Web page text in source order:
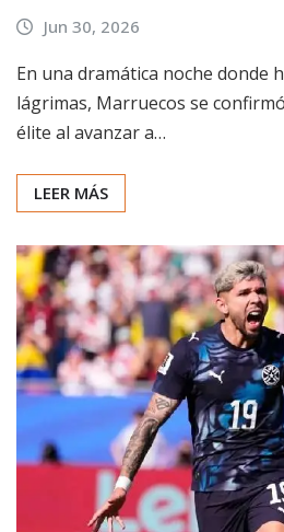
Jun 30, 2026
En una dramática noche donde
lágrimas, Marruecos se
élite al avanzar a…
LEER MÁS